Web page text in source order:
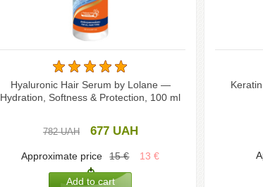
Hyaluronic Hair Serum by Lolane —
Hydration, Softness & Protection, 100 ml
782UAH 677 UAH
Approximate price 15€ 13€